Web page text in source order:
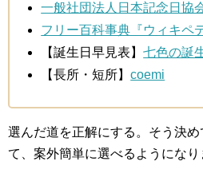
一般社団法人日本記念日協
フリー百科事典『ウィキペ
【誕生日早見表】七色の誕
【長所・短所】coemi
選んだ道を正解にする。そう決
て、案外簡単に選べるようになり